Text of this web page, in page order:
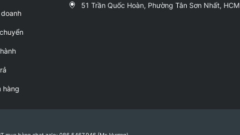
hàng
51 Trần Quốc Hoàn, Phường Tân Sơn Nhất, HCM